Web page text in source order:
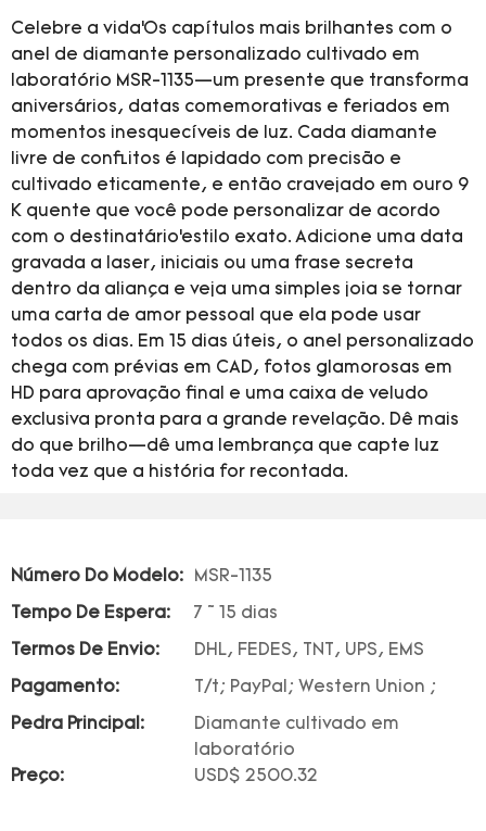
Celebre a vida’Os capítulos mais brilhantes com o
anel de diamante personalizado cultivado em
laboratório MSR-1135—um presente que transforma
aniversários, datas comemorativas e feriados em
momentos inesquecíveis de luz. Cada diamante
livre de conflitos é lapidado com precisão e
cultivado eticamente, e então cravejado em ouro 9
K quente que você pode personalizar de acordo
com o destinatário’estilo exato. Adicione uma data
gravada a laser, iniciais ou uma frase secreta
dentro da aliança e veja uma simples joia se tornar
uma carta de amor pessoal que ela pode usar
todos os dias. Em 15 dias úteis, o anel personalizado
chega com prévias em CAD, fotos glamorosas em
HD para aprovação final e uma caixa de veludo
exclusiva pronta para a grande revelação. Dê mais
do que brilho—dê uma lembrança que capte luz
toda vez que a história for recontada.
Número Do Modelo: MSR-1135
Tempo De Espera: 7 ~ 15 dias
Termos De Envio: DHL, FEDES, TNT, UPS, EMS
Pagamento: T/t; PayPal; Western Union ;
Pedra Principal:
Diamante cultivado em
laboratório
Preço:
USD$ 2500.32